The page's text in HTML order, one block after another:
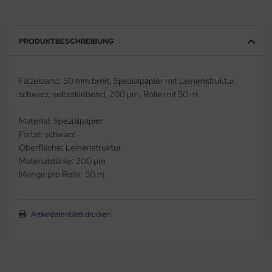
PRODUKTBESCHREIBUNG
Fälzelband, 50 mm breit, Spezialpapier mit Leinenstruktur,
schwarz, selbstklebend, 200 µm, Rolle mit 50 m
Material: Spezialpapier
Farbe: schwarz
Oberfläche: Leinenstruktur
Materialstärke: 200 µm
Menge pro Rolle: 50 m
Artikeldatenblatt drucken
Packband-Gewebeklebepunkte
Labelstock Material